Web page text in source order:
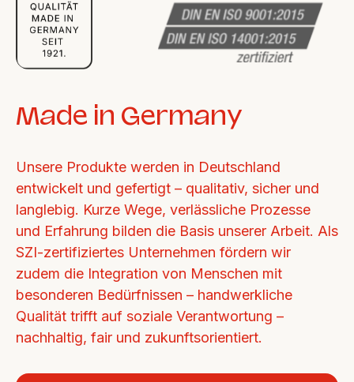
Made in Germany
Unsere Produkte werden in Deutschland
entwickelt und gefertigt – qualitativ, sicher und
langlebig. Kurze Wege, verlässliche Prozesse
und Erfahrung bilden die Basis unserer Arbeit. Als
SZI-zertifiziertes Unternehmen fördern wir
zudem die Integration von Menschen mit
besonderen Bedürfnissen – handwerkliche
Qualität trifft auf soziale Verantwortung –
nachhaltig, fair und zukunftsorientiert.